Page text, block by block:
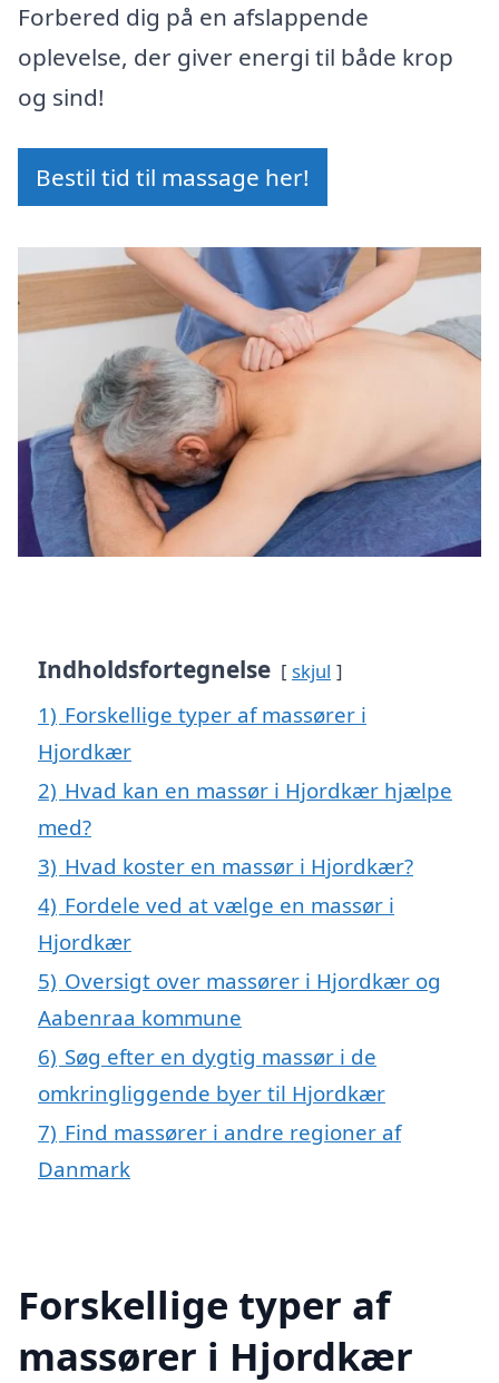
Forbered dig på en afslappende
oplevelse, der giver energi til både krop
og sind!
Bestil tid til massage her!
Indholdsfortegnelse skjul
1) Forskellige typer af massører i
Hjordkær
2) Hvad kan en massør i Hjordkær hjælpe
med?
3) Hvad koster en massør i Hjordkær?
4) Fordele ved at vælge en massør i
Hjordkær
5) Oversigt over massører i Hjordkær og
Aabenraa kommune
6) Søg efter en dygtig massør i de
omkringliggende byer til Hjordkær
7) Find massører i andre regioner af
Danmark
Forskellige typer af
massører i Hjordkær